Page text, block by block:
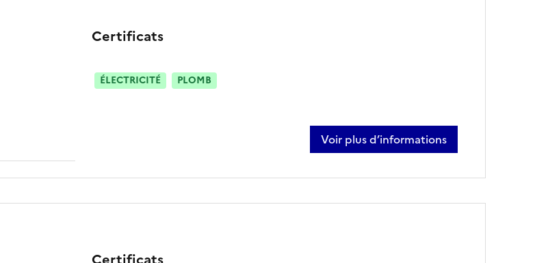
Certificats
ÉLECTRICITÉ PLOMB
Voir plus d’informations
sur ryan scheffer